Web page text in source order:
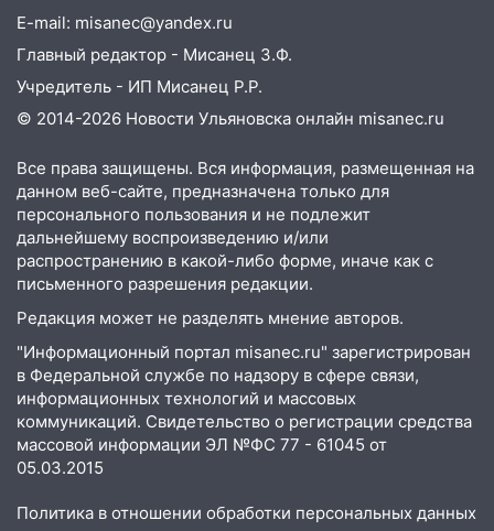
E-mail: misanec@yandex.ru
Главный редактор - Мисанец З.Ф.
Учредитель - ИП Мисанец Р.Р.
© 2014-2026 Новости Ульяновска онлайн misanec.ru
Все права защищены. Вся информация, размещенная на
данном веб-сайте, предназначена только для
персонального пользования и не подлежит
дальнейшему воспроизведению и/или
распространению в какой-либо форме, иначе как с
письменного разрешения редакции.
Редакция может не разделять мнение авторов.
"Информационный портал misanec.ru" зарегистрирован
в Федеральной службе по надзору в сфере связи,
информационных технологий и массовых
коммуникаций. Свидетельство о регистрации средства
массовой информации ЭЛ №ФС 77 - 61045 от
05.03.2015
Политика в отношении обработки персональных данных